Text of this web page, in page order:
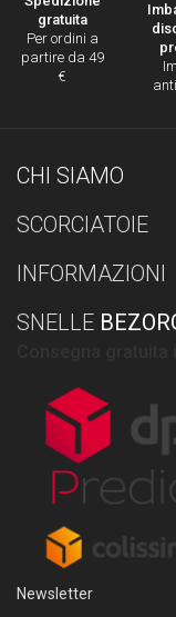
gratuita
Per ordini a
partire da 49
€
CHI SIAMO
SCORCIATOIE
INFORMAZIONI
SNELLE
Newsletter